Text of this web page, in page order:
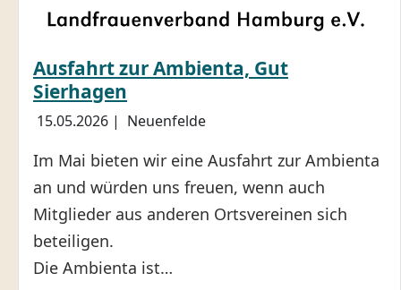
Ausfahrt zur Ambienta, Gut
Sierhagen
15.05.2026 | Neuenfelde
Im Mai bieten wir eine Ausfahrt zur Ambienta
an und würden uns freuen, wenn auch
Mitglieder aus anderen Ortsvereinen sich
beteiligen.
Die Ambienta ist…